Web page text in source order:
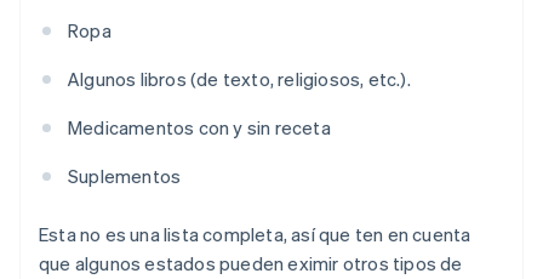
Ropa
Algunos libros (de texto, religiosos, etc.).
Medicamentos con y sin receta
Suplementos
Esta no es una lista completa, así que ten en cuenta
que algunos estados pueden eximir otros tipos de